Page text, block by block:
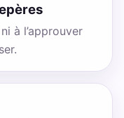
à l’approuver